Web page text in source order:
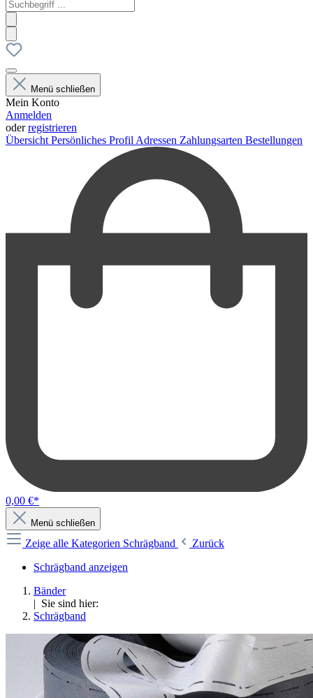
Menü schließen
Mein Konto
Anmelden
oderregistrieren
Übersicht Persönliches Profil Adressen Zahlungsarten Bestellungen
0,00 €*
Menü schließen
Zeige alle Kategorien Schrägband
Zurück
Schrägband anzeigen
Bänder
| Sie sind hier:
Schrägband